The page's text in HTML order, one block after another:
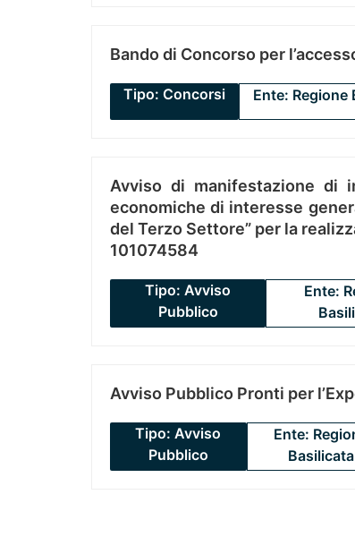
Bando di Concorso per
Tipo: Concorsi Ente: Regione
Avviso di manifestazione di
economiche di interesse
del Terzo Settore” per la
101074584
Tipo: Avviso
Pubblico
Ente:
Avviso Pubblico Pronti per
Tipo: Avviso
Pubblico
Ente:
Basilicata